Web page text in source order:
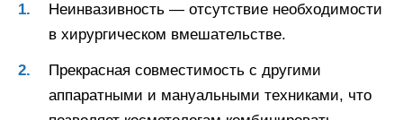
Неинвазивность — отсутствие необходимости
в хирургическом вмешательстве.
Прекрасная совместимость с другими
аппаратными и мануальными техниками, что